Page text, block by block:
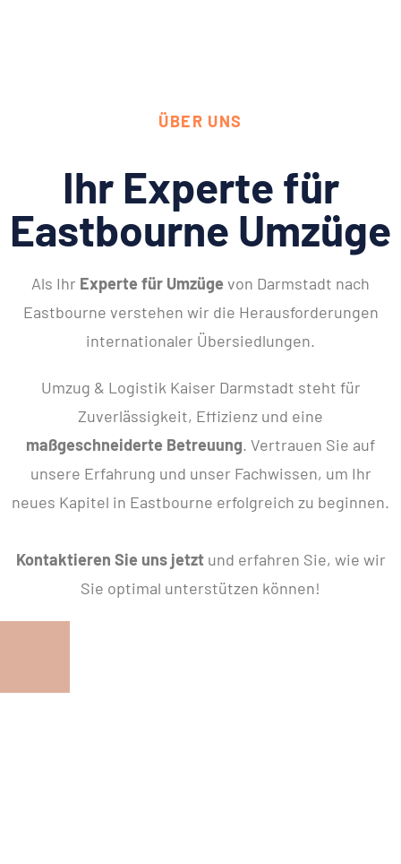
ÜBER UNS
Ihr Experte für
Eastbourne Umzüge
Als Ihr Experte für Umzüge von Darmstadt nach
Eastbourne verstehen wir die Herausforderungen
internationaler Übersiedlungen.
Umzug & Logistik Kaiser Darmstadt steht für
Zuverlässigkeit, Effizienz und eine
maßgeschneiderte Betreuung. Vertrauen Sie auf
unsere Erfahrung und unser Fachwissen, um Ihr
neues Kapitel in Eastbourne erfolgreich zu beginnen.
Kontaktieren Sie uns jetztund erfahren Sie, wie wir
Sie optimal unterstützen können!